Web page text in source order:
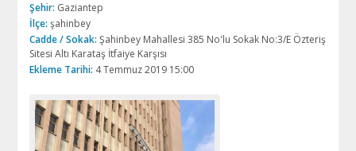
Şehir: Gaziantep
İlçe: şahinbey
Cadde / Sokak: Şahinbey Mahallesi 385 No'lu Sokak No:3/E Özteriş
Sitesi Altı Karataş İtfaiye Karşısı
Ekleme Tarihi: 4 Temmuz 2019 15:00